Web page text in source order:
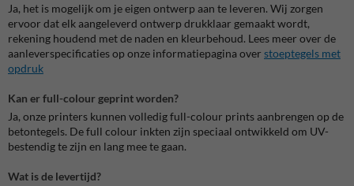
Ja, het is mogelijk om je eigen ontwerp aan te leveren. Wij zorgen
ervoor dat elk aangeleverd ontwerp drukklaar gemaakt wordt,
rekening houdend met de naden en kleurbehoud. Lees meer over de
aanleverspecificaties op onze informatiepagina over stoeptegels met
opdruk
Kan er full-colour geprint worden?
Ja, onze printers kunnen volledig full-colour prints aanbrengen op de
betontegels. De full colour inkten zijn speciaal ontwikkeld om UV-
bestendig te zijn en lang mee te gaan.
Wat is de levertijd?